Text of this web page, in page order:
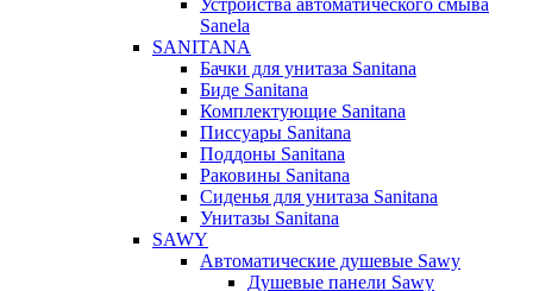
Устройства автоматического смыва
Sanela
SANITANA
Бачки для унитаза Sanitana
Биде Sanitana
Комплектующие Sanitana
Писсуары Sanitana
Поддоны Sanitana
Раковины Sanitana
Сиденья для унитаза Sanitana
Унитазы Sanitana
SAWY
Автоматические душевые Sawy
Душевые панели Sawy